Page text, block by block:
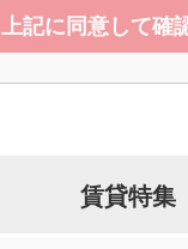
上記に同意して確
賃貸特集